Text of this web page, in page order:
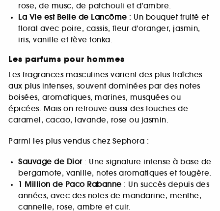
rose, de musc, de patchouli et d’ambre.
La Vie est Belle de Lancôme : Un bouquet fruité et
floral avec poire, cassis, fleur d’oranger, jasmin,
iris, vanille et fève tonka.
Les parfums pour hommes
Les fragrances masculines varient des plus fraîches
aux plus intenses, souvent dominées par des notes
boisées, aromatiques, marines, musquées ou
épicées. Mais on retrouve aussi des touches de
caramel, cacao, lavande, rose ou jasmin.
Parmi les plus vendus chez Sephora :
Sauvage de Dior: Une signature intense à base de
bergamote, vanille, notes aromatiques et fougère.
1 Million de Paco Rabanne : Un succès depuis des
années, avec des notes de mandarine, menthe,
cannelle, rose, ambre et cuir.